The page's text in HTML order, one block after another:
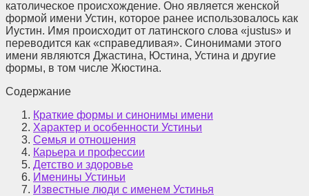
католическое происхождение. Оно является женской
формой имени Устин, которое ранее использовалось как
Иустин. Имя происходит от латинского слова «justus» и
переводится как «справедливая». Синонимами этого
имени являются Джастина, Юстина, Устина и другие
формы, в том числе Жюстина.
Содержание
Краткие формы и синонимы имени
Характер и особенности Устиньи
Семья и отношения
Карьера и профессии
Детство и здоровье
Именины Устиньи
Известные люди с именем Устинья